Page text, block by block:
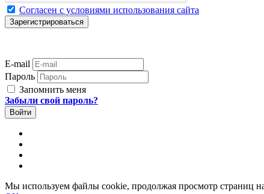
Согласен с условиями использования сайта
E-mail
Пароль
Запомнить меня
Забыли свой пароль?
Мы используем файлы cookie, продолжая просмотр страниц